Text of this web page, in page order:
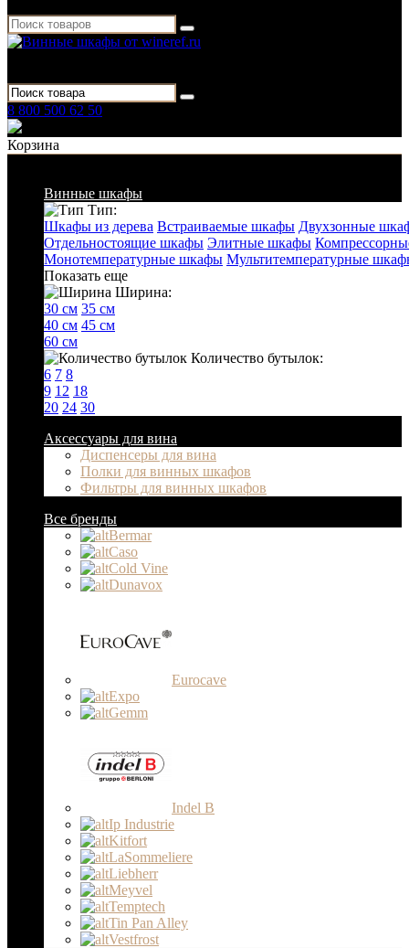
8 800 500 62 50
Корзина
Винные шкафы
Тип:
Шкафы из дерева Встраиваемые шкафы Двухзонные
Отдельностоящие шкафы Элитные шкафы
Монотемпературные шкафы Мультитемпературные
Показать еще
Ширина:
30 см 35 см
40 см 45 см
60 см
Количество бутылок:
6 7 8
9 12 18
20 24 30
Аксессуары для вина
Диспенсеры для вина
Полки для винных шкафов
Фильтры для винных шкафов
Все бренды
Bermar
Caso
Cold Vine
Dunavox
Eurocave
Expo
Gemm
Indel B
Ip Industrie
Kitfort
LaSommeliere
Liebherr
Meyvel
Temptech
Tin Pan Alley
Vestfrost